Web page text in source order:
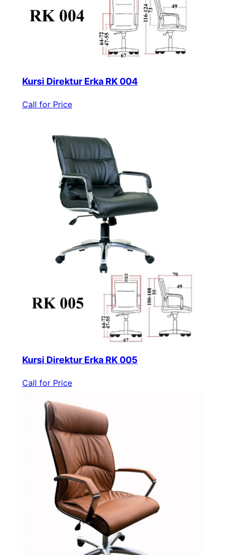
Kursi Direktur Erka RK 004
Call for Price
Kursi Direktur Erka RK 005
Call for Price